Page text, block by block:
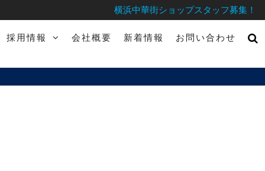
横浜中華街ショップスタッフ募集！
採用情報 会社概要 新着情報 お問い合わせ